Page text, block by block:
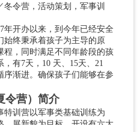
令营，活动策划，军事训
年开办以来，到今年已经安全
始终秉承着孩子为主导的原
程，同时满足不同年龄段的孩
有7天，10 天、15天、21
序渐进。确保孩子们能够在参
令营）简介
特训营以军事类基础训练为
、展新貌为目标。开设有六大